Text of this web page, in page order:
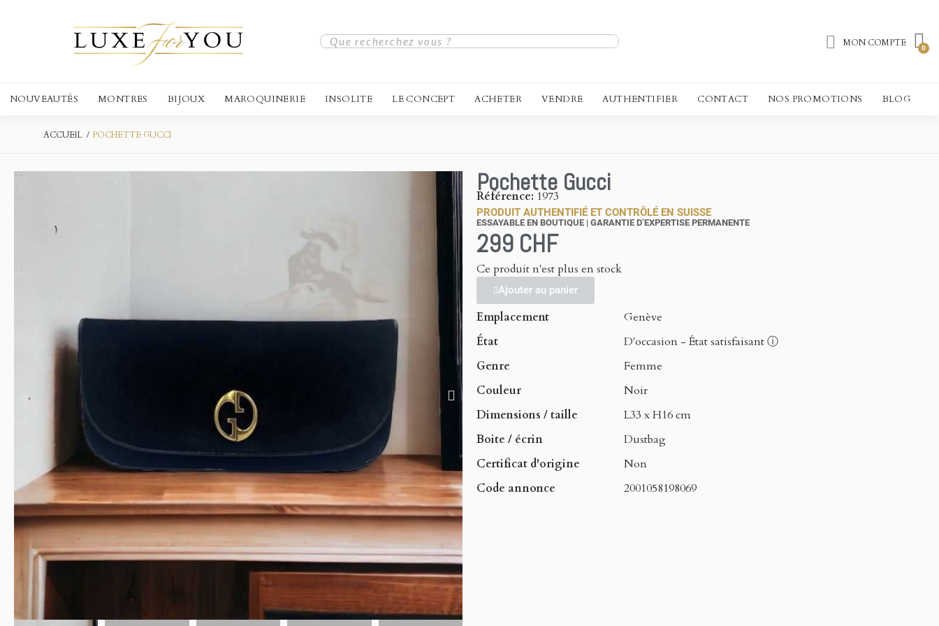
MON COMPTE
NOUVEAUTÉS MONTRES BIJOUX MAROQUINERIE INSOLITE LE CONCEPT ACHETER VENDRE AUTHENTIFIER CONTACT NOS PROMOTIONS BLOG
ACCUEIL POCHETTE GUCCI
Pochette Gucci
Référence 1973
PRODUIT AUTHENTIFIÉ ET CONTRÔLÉ EN SUISSE
ESSAYABLE EN BOUTIQUE | GARANTIE D’EXPERTISE PERMANENTE
299 CHF
Ce produit n'est plus en stock
Ajouter au panier
Emplacement
Genève
État
D'occasion - État satisfaisantⓘ
Genre
Femme
Couleur
Noir
Dimensions / taille
L33 x H16 cm
Boite / écrin
Dustbag
Certificat d'origine
Non
Code annonce
2001058198069